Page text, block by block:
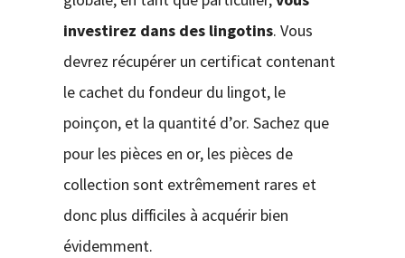
investirez dans des lingotins. Vous
devrez récupérer un certificat contenant
le cachet du fondeur du lingot, le
poinçon, et la quantité d’or. Sachez que
pour les pièces en or, les pièces de
collection sont extrêmement rares et
donc plus difficiles à acquérir bien
évidemment.